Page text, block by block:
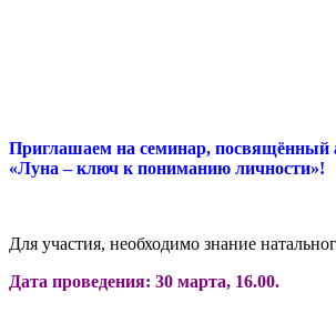
Приглашаем на семинар, посвящённый
«Луна – ключ к пониманию личности»!
Для участия, необходимо знание
Дата проведения: 30 марта, 16.00.